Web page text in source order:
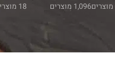
1,096 מוצרים 18 מוצרים
24